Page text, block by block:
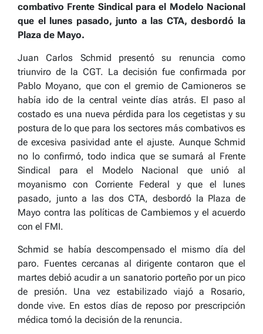
combativo Frente Sindical para el Modelo Nacional
que el lunes pasado, junto a las CTA, desbordó la
Plaza de Mayo.
Juan Carlos Schmid presentó su renuncia como
triunviro de la CGT. La decisión fue confirmada por
Pablo Moyano, que con el gremio de Camioneros se
había ido de la central veinte días atrás. El paso al
costado es una nueva pérdida para los cegetistas y su
postura de lo que para los sectores más combativos es
de excesiva pasividad ante el ajuste. Aunque Schmid
no lo confirmó, todo indica que se sumará al Frente
Sindical para el Modelo Nacional que unió al
moyanismo con Corriente Federal y que el lunes
pasado, junto a las dos CTA, desbordó la Plaza de
Mayo contra las políticas de Cambiemos y el acuerdo
con el FMI.
Schmid se había descompensado el mismo día del
paro. Fuentes cercanas al dirigente contaron que el
martes debió acudir a un sanatorio porteño por un pico
de presión. Una vez estabilizado viajó a Rosario,
donde vive. En estos días de reposo por prescripción
médica tomó la decisión de la renuncia.